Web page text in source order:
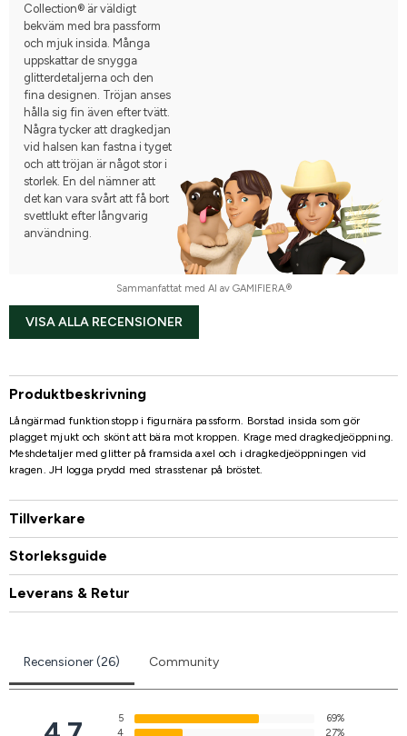
Collection® är väldigt
bekväm med bra passform
och mjuk insida. Många
uppskattar de snygga
glitterdetaljerna och den
fina designen. Tröjan anses
hålla sig fin även efter tvätt.
Några tycker att dragkedjan
vid halsen kan fastna i tyget
och att tröjan är något stor i
storlek. En del nämner att
det kan vara svårt att få bort
svettlukt efter långvarig
användning.
Sammanfattat med AI av GAMIFIERA.®
VISA ALLA RECENSIONER
Produktbeskrivning
Långärmad funktionstopp i figurnära passform. Borstad insida som gör
plagget mjukt och skönt att bära mot kroppen. Krage med dragkedjeöppning.
Meshdetaljer med glitter på framsida axel och i dragkedjeöppningen vid
kragen. JH logga prydd med strasstenar på bröstet.
Tillverkare
Storleksguide
Leverans & Retur
Recensioner (26) Community
5
69%
4
27%